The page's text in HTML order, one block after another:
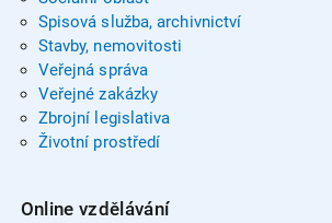
Spisová služba, archivnictví
Stavby, nemovitosti
Veřejná správa
Veřejné zakázky
Zbrojní legislativa
Životní prostředí
Online vzdělávání